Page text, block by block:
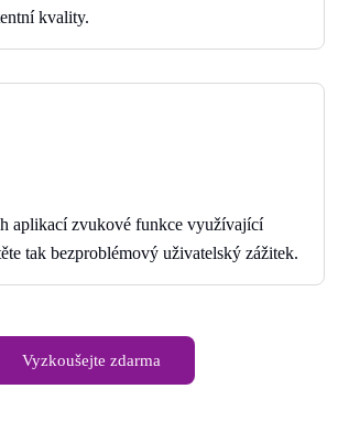
kvality.
aplikací zvukové funkce využívající
tak bezproblémový uživatelský zážitek.
Vyzkoušejte zdarma